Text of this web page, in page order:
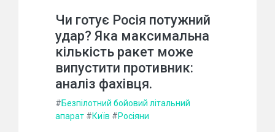
Чи готує Росія потужний
удар? Яка максимальна
кількість ракет може
випустити противник:
аналіз фахівця.
#Безпілотний бойовий літальний
апарат #Київ #Росіяни